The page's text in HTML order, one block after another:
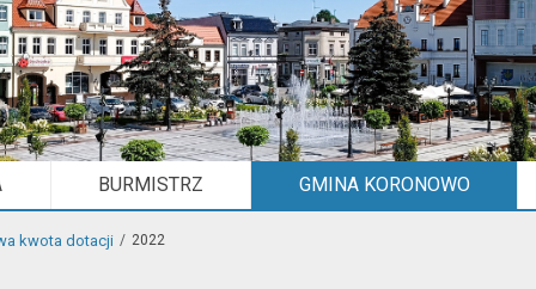
BURMISTRZ GMINA KORONOWO
kwota dotacji 2022